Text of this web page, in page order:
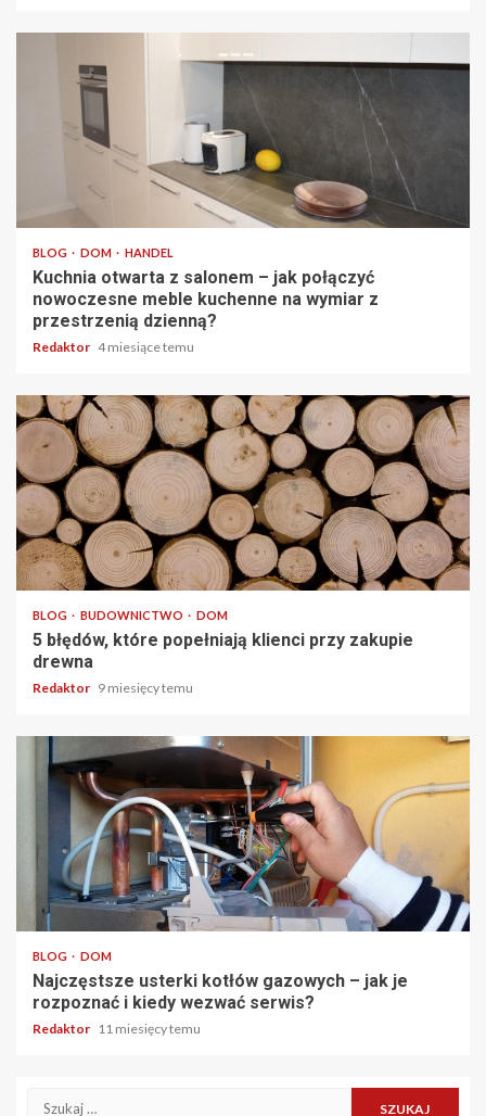
5 min odczytu
BLOG DOM HANDEL
Kuchnia otwarta z salonem – jak połączyć
nowoczesne meble kuchenne na wymiar z
przestrzenią dzienną?
Redaktor 4 miesiące temu
4 min odczytu
BLOG BUDOWNICTWO DOM
5 błędów, które popełniają klienci przy zakupie
drewna
Redaktor 9 miesięcy temu
5 min odczytu
BLOG DOM
Najczęstsze usterki kotłów gazowych – jak je
rozpoznać i kiedy wezwać serwis?
Redaktor 11 miesięcy temu
Szukaj: